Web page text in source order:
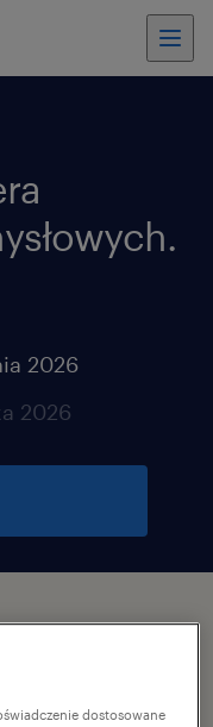
2026
2026
dostosowane